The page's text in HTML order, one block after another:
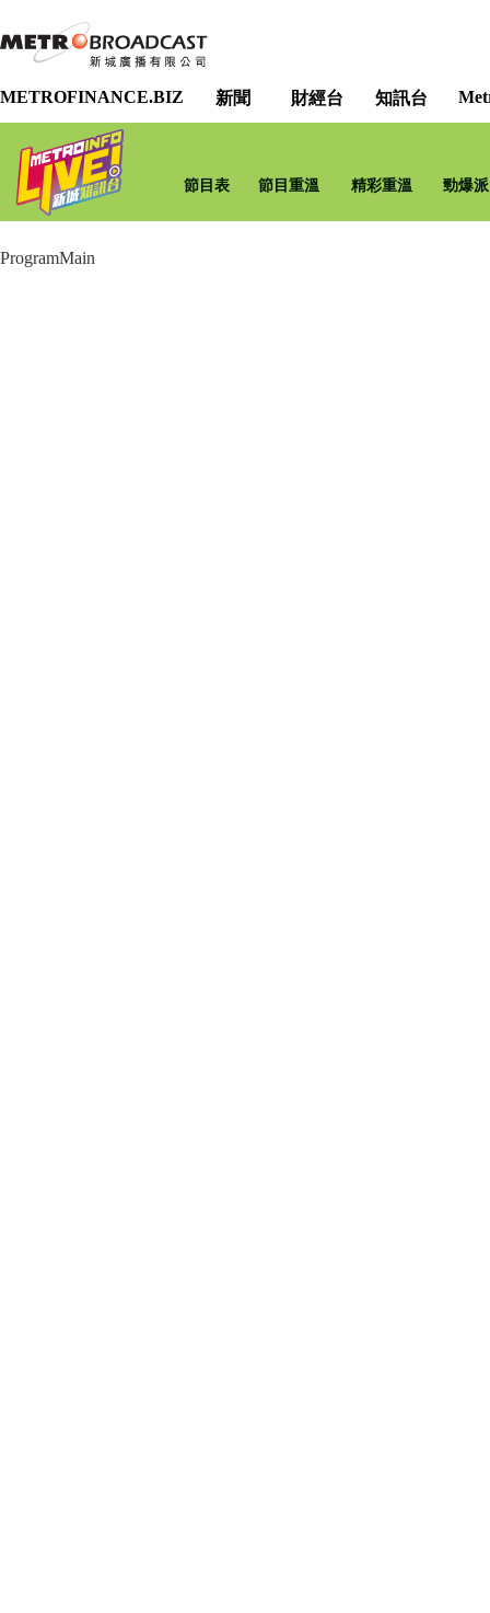
METROFINANCE.BIZ 新聞 財經台 知訊台
節目表 節目重溫 精彩重溫 勁爆
ProgramMain